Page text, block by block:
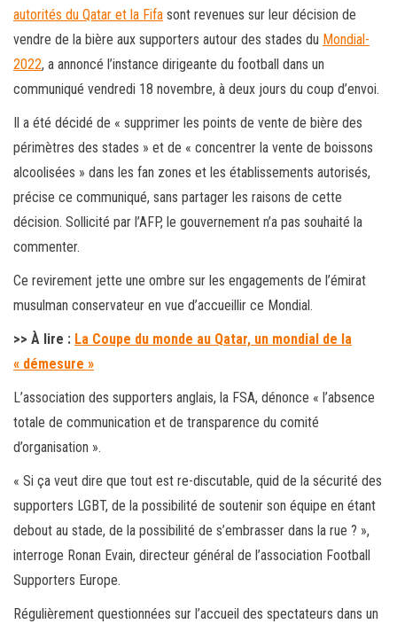
autorités du Qatar et la Fifa sont revenues sur leur décision de
vendre de la bière aux supporters autour des stades du Mondial-
2022, a annoncé l’instance dirigeante du football dans un
communiqué vendredi 18 novembre, à deux jours du coup d’envoi.
Il a été décidé de « supprimer les points de vente de bière des
périmètres des stades » et de « concentrer la vente de boissons
alcoolisées » dans les fan zones et les établissements autorisés,
précise ce communiqué, sans partager les raisons de cette
décision. Sollicité par l’AFP, le gouvernement n’a pas souhaité la
commenter.
Ce revirement jette une ombre sur les engagements de l’émirat
musulman conservateur en vue d’accueillir ce Mondial.
>> À lire : La Coupe du monde au Qatar, un mondial de la
« démesure »
L’association des supporters anglais, la FSA, dénonce « l’absence
totale de communication et de transparence du comité
d’organisation ».
« Si ça veut dire que tout est re-discutable, quid de la sécurité des
supporters LGBT, de la possibilité de soutenir son équipe en étant
debout au stade, de la possibilité de s’embrasser dans la rue ? »,
interroge Ronan Evain, directeur général de l’association Football
Supporters Europe.
Régulièrement questionnées sur l’accueil des spectateurs dans un